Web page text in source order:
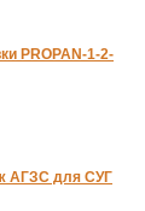
PROPAN-1-2-
АГЗС для СУГ